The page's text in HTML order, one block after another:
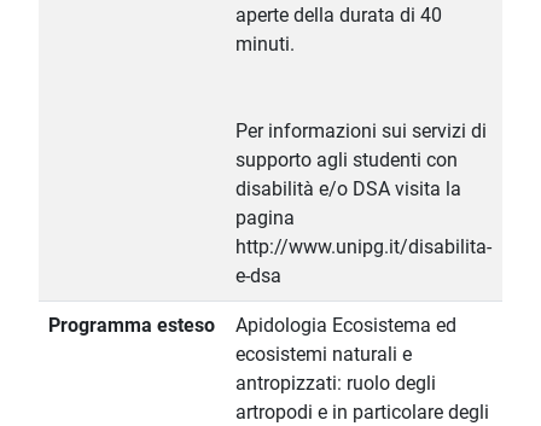
aperte della durata di 40
minuti.
Per informazioni sui servizi di
supporto agli studenti con
disabilità e/o DSA visita la
pagina
http://www.unipg.it/disabilita-
e-dsa
Programma esteso
Apidologia Ecosistema ed
ecosistemi naturali e
antropizzati: ruolo degli
artropodi e in particolare degli